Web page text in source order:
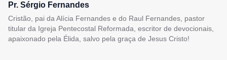
Pr. Sérgio Fernandes
Cristão, pai da Alícia Fernandes e do Raul Fernandes, pastor
titular da Igreja Pentecostal Reformada, escritor de devocionais,
apaixonado pela Élida, salvo pela graça de Jesus Cristo!